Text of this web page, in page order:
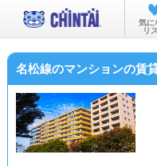
お
気に
リ
名松線のマンションの賃